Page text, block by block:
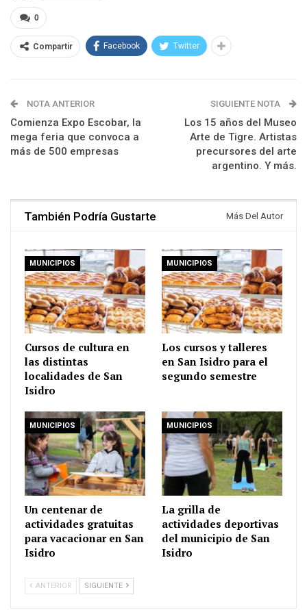
0
Compartir Facebook Twitter
NOTA ANTERIOR
Comienza Expo Escobar, la
mega feria que convoca a
más de 500 empresas
SIGUIENTE NOTA
Los 15 años del Museo
Arte de Tigre. Artistas
precursores del arte
argentino. Y más.
También Podría Gustarte Más Del Autor
MUNICIPIOS
Cursos de cultura en
las distintas
localidades de San
Isidro
MUNICIPIOS
Los cursos y talleres
en San Isidro para el
segundo semestre
MUNICIPIOS
Un centenar de
actividades gratuitas
para vacacionar en San
Isidro
MUNICIPIOS
La grilla de
actividades deportivas
del municipio de San
Isidro
ANTERIOR SIGUIENTE